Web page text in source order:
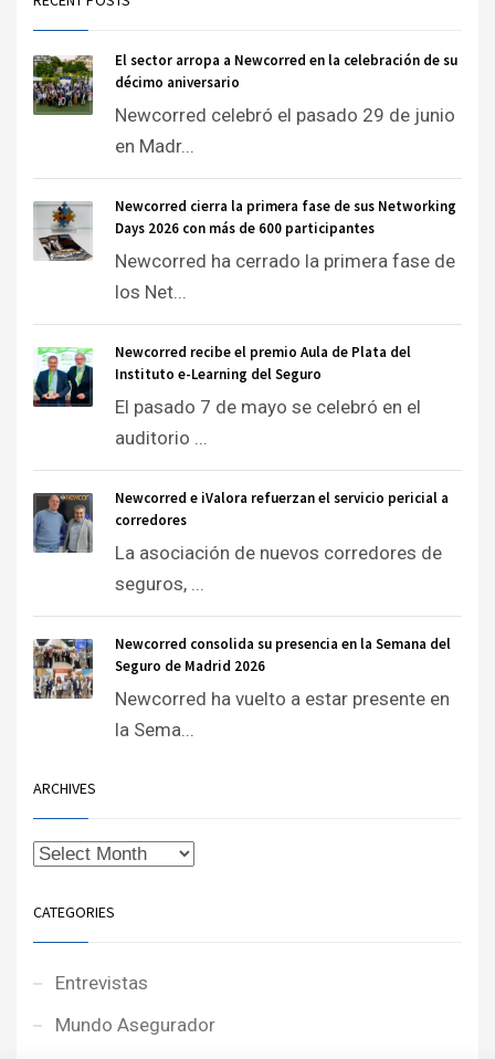
El sector arropa a Newcorred en la celebración de su
décimo aniversario
Newcorred celebró el pasado 29 de junio
en Madr...
Newcorred cierra la primera fase de sus Networking
Days 2026 con más de 600 participantes
Newcorred ha cerrado la primera fase de
los Net...
Newcorred recibe el premio Aula de Plata del
Instituto e-Learning del Seguro
El pasado 7 de mayo se celebró en el
auditorio ...
Newcorred e iValora refuerzan el servicio pericial a
corredores
La asociación de nuevos corredores de
seguros, ...
Newcorred consolida su presencia en la Semana del
Seguro de Madrid 2026
Newcorred ha vuelto a estar presente en
la Sema...
ARCHIVES
CATEGORIES
Entrevistas
Mundo Asegurador